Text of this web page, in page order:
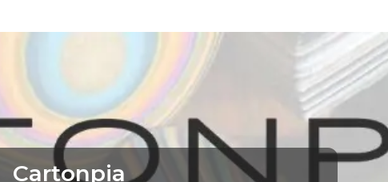
Cartonpia